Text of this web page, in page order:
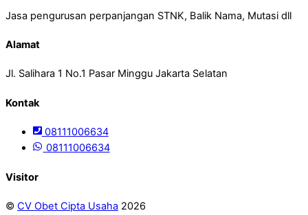
Jasa pengurusan perpanjangan STNK, Balik Nama, Mutasi dll
Alamat
Jl. Salihara 1 No.1 Pasar Minggu Jakarta Selatan
Kontak
08111006634
08111006634
Visitor
© CV Obet Cipta Usaha 2026